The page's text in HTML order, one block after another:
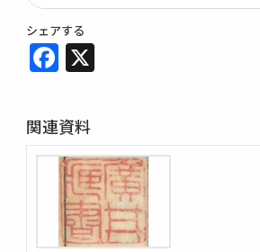
シェアする
Facebook
関連資料